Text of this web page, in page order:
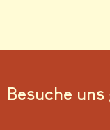
Besuche